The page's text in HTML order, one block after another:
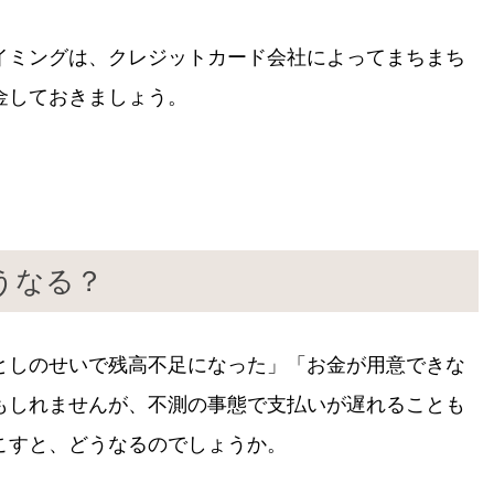
ングは、クレジットカード会社によってまちまち
ておきましょう。
なる？
のせいで残高不足になった」「お金が用意できな
れませんが、不測の事態で支払いが遅れることも
と、どうなるのでしょうか。